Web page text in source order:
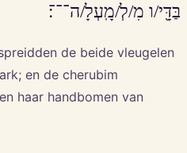
בַּדָּ֖י/ו מִ/לְ/מָֽעְלָ/ה־־־׃
de beide vleugelen
en de cherubim
haar handbomen van